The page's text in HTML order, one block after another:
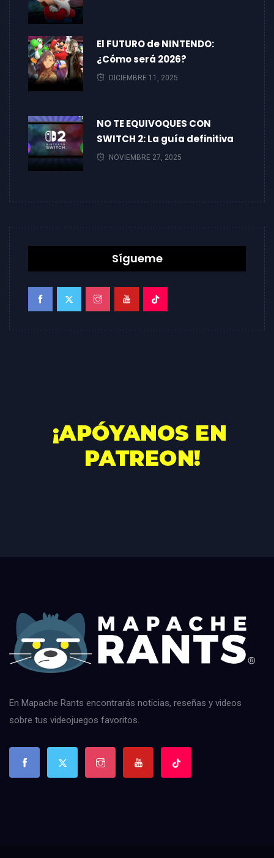
El FUTURO de NINTENDO:
¿Cómo será 2026?
DICIEMBRE 11, 2025
NO TE EQUIVOQUES CON
SWITCH 2: La guía definitiva
NOVIEMBRE 27, 2025
Sígueme
En Mapache Rants encontrarás noticias, reseñas y videos
sobre tus videojuegos favoritos.